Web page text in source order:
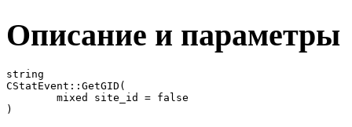
Описание и параметры
string
CStatEvent::GetGID(
)